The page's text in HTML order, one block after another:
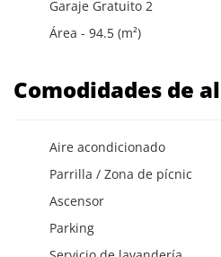
Garaje Gratuito 2
Área - 94.5 (m²)
Comodidades de
Aire acondicionado
Parrilla / Zona de pícnic
Ascensor
Parking